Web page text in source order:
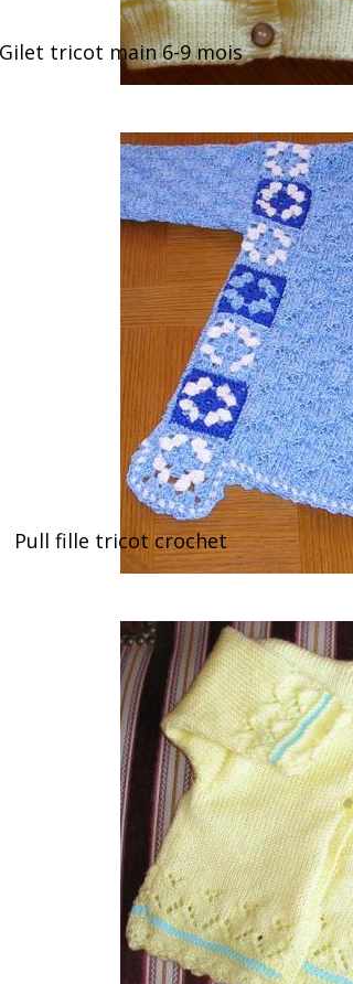
tricot main 6-9 mois
Pull fille tricot crochet